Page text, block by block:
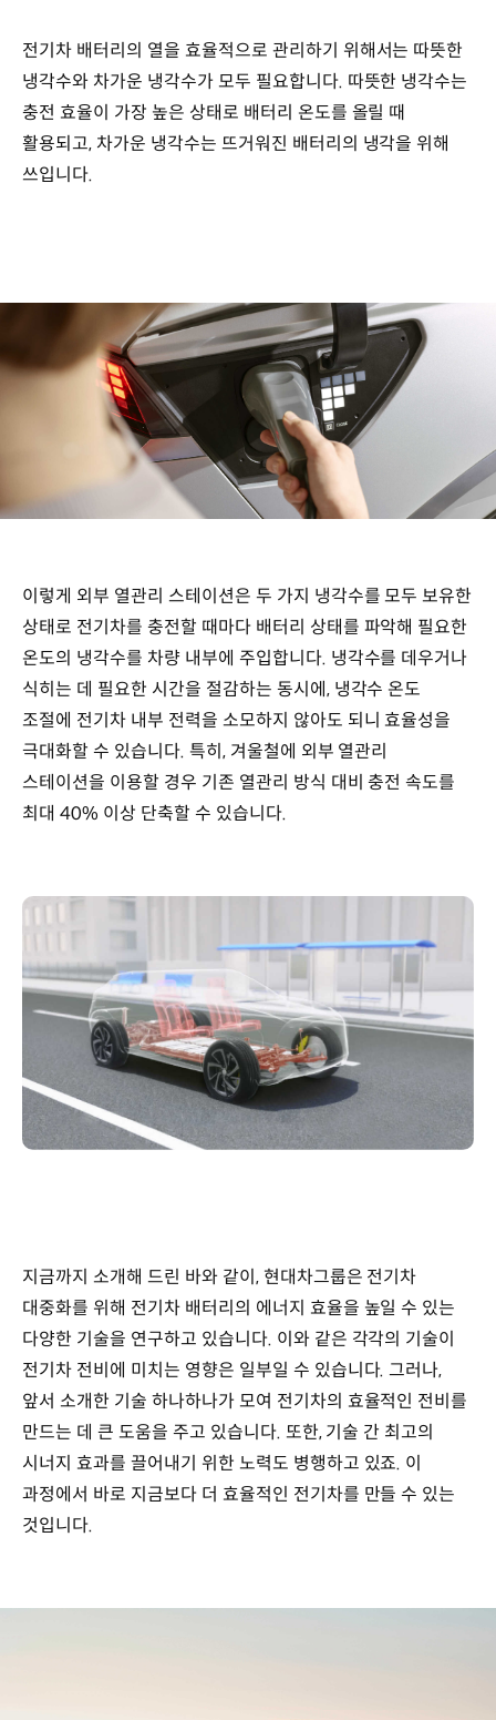
전기차 배터리의 열을 효율적으로 관리하기 위해서는 따뜻한
냉각수와 차가운 냉각수가 모두 필요합니다. 따뜻한 냉각수는
충전 효율이 가장 높은 상태로 배터리 온도를 올릴 때
활용되고, 차가운 냉각수는 뜨거워진 배터리의 냉각을 위해
쓰입니다.
이렇게 외부 열관리 스테이션은 두 가지 냉각수를 모두 보유한
상태로 전기차를 충전할 때마다 배터리 상태를 파악해 필요한
온도의 냉각수를 차량 내부에 주입합니다. 냉각수를 데우거나
식히는 데 필요한 시간을 절감하는 동시에, 냉각수 온도
조절에 전기차 내부 전력을 소모하지 않아도 되니 효율성을
극대화할 수 있습니다. 특히, 겨울철에 외부 열관리
스테이션을 이용할 경우 기존 열관리 방식 대비 충전 속도를
최대 40% 이상 단축할 수 있습니다.
지금까지 소개해 드린 바와 같이, 현대차그룹은 전기차
대중화를 위해 전기차 배터리의 에너지 효율을 높일 수 있는
다양한 기술을 연구하고 있습니다. 이와 같은 각각의 기술이
전기차 전비에 미치는 영향은 일부일 수 있습니다. 그러나,
앞서 소개한 기술 하나하나가 모여 전기차의 효율적인 전비를
만드는 데 큰 도움을 주고 있습니다. 또한, 기술 간 최고의
시너지 효과를 끌어내기 위한 노력도 병행하고 있죠. 이
과정에서 바로 지금보다 더 효율적인 전기차를 만들 수 있는
것입니다.